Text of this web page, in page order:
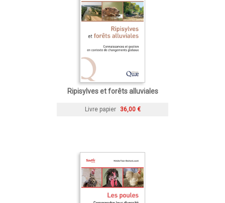
Ripisylves et forêts alluviales
Livre papier 36,00 €